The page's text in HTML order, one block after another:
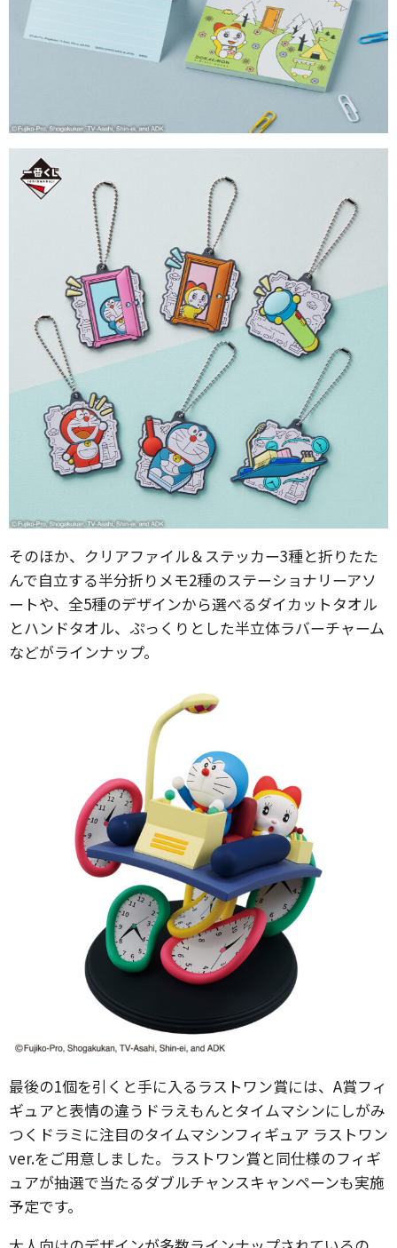
そのほか、クリアファイル＆ステッカー3種と折りたた
んで自立する半分折りメモ2種のステーショナリーアソ
ートや、全5種のデザインから選べるダイカットタオル
とハンドタオル、ぷっくりとした半立体ラバーチャーム
などがラインナップ。
最後の1個を引くと手に入るラストワン賞には、A賞フィ
ギュアと表情の違うドラえもんとタイムマシンにしがみ
つくドラミに注目のタイムマシンフィギュア ラストワン
ver.をご用意しました。ラストワン賞と同仕様のフィギ
ュアが抽選で当たるダブルチャンスキャンペーンも実施
予定です。